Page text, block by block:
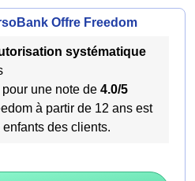
Offre Freedom
systématique
une note de 4.0/5
à partir de 12 ans est
des clients.